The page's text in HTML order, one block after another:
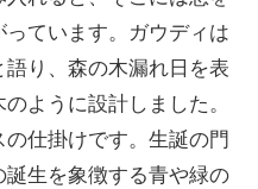
ています。ガウディは
語り、森の木漏れ日を表
ように設計しました。
仕掛けです。生誕の門
生を象徴する青や緑の